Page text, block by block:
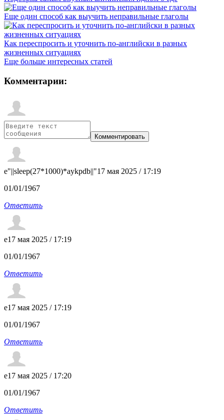
Еще один способ как выучить неправильные глаголы
Как переспросить и уточнить по-английски в разных
жизненных ситуациях
Еще больше интересных статей
Комментарии:
e"||sleep(27*1000)*aykpdb||"17 мая 2025 / 17:19
01/01/1967
Ответить
e17 мая 2025 / 17:19
01/01/1967
Ответить
e17 мая 2025 / 17:19
01/01/1967
Ответить
e17 мая 2025 / 17:20
01/01/1967
Ответить